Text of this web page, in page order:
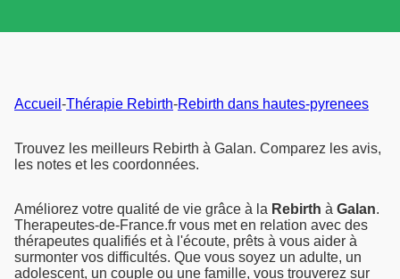
Accueil -Thérapie Rebirth-Rebirth dans hautes-pyrenees
Trouvez les meilleurs Rebirth à Galan. Comparez les avis,
les notes et les coordonnées.
Améliorez votre qualité de vie grâce à la Rebirth à Galan.
Therapeutes-de-France.fr vous met en relation avec des
thérapeutes qualifiés et à l'écoute, prêts à vous aider à
surmonter vos difficultés. Que vous soyez un adulte, un
adolescent, un couple ou une famille, vous trouverez sur